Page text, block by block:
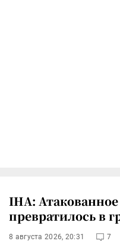
IHA:
превратилось в
8 августа 2026, 20:31 7